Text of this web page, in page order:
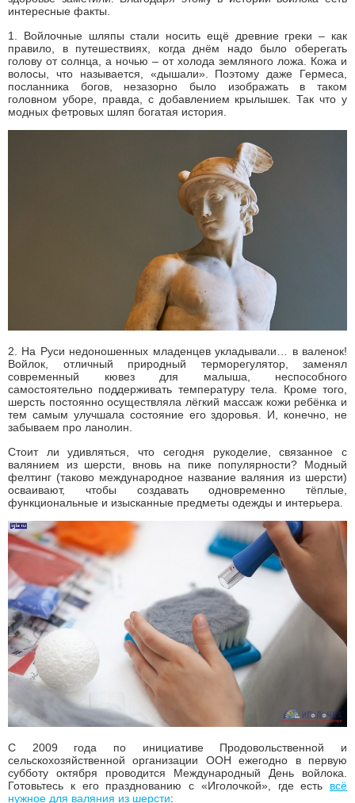
интересные факты.
1. Войлочные шляпы стали носить ещё древние греки – как
правило, в путешествиях, когда днём надо было оберегать
голову от солнца, а ночью – от холода земляного ложа. Кожа и
волосы, что называется, «дышали». Поэтому даже Гермеса,
посланника богов, незазорно было изображать в таком
головном уборе, правда, с добавлением крылышек. Так что у
модных фетровых шляп богатая история.
2. На Руси недоношенных младенцев укладывали… в валенок!
Войлок, отличный природный терморегулятор, заменял
современный кювез для малыша, неспособного
самостоятельно поддерживать температуру тела. Кроме того,
шерсть постоянно осуществляла лёгкий массаж кожи ребёнка и
тем самым улучшала состояние его здоровья. И, конечно, не
забываем про ланолин.
Стоит ли удивляться, что сегодня рукоделие, связанное с
валянием из шерсти, вновь на пике популярности? Модный
фелтинг (таково международное название валяния из шерсти)
осваивают, чтобы создавать одновременно тёплые,
функциональные и изысканные предметы одежды и интерьера.
С 2009 года по инициативе Продовольственной и
сельскохозяйственной организации ООН ежегодно в первую
субботу октября проводится Международный День войлока.
Готовьтесь к его празднованию с «Иголочкой», где есть всё
нужное для валяния из шерсти: